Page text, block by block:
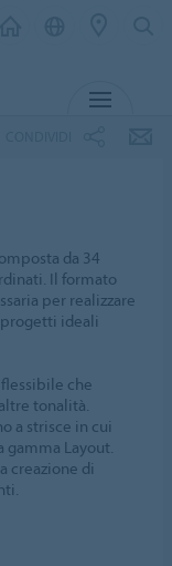
da 34
Il formato
per realizzare
ideali
che
tonalità.
a strisce in cui
Layout.
creazione di